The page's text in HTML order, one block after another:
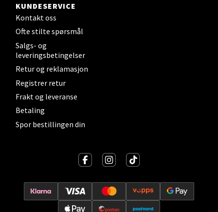
KUNDESERVICE
Kontakt oss
Ofte stilte spørsmål
Salgs- og
leveringsbetingelser
Retur og reklamasjon
Registrer retur
Frakt og leveranse
Betaling
Spor bestillingen din
Torget 1, 6413 Molde
Narvik - Thon Senter Malmporten
Velg